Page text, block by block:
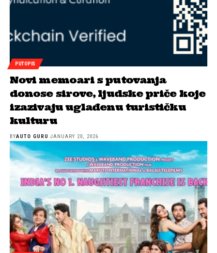
PUTOPIS
Novi memoari s putovanja
donose sirove, ljudske priče koje
izazivaju uglađenu turističku
kulturu
BYAUTO GURU JANUARY 20, 2026